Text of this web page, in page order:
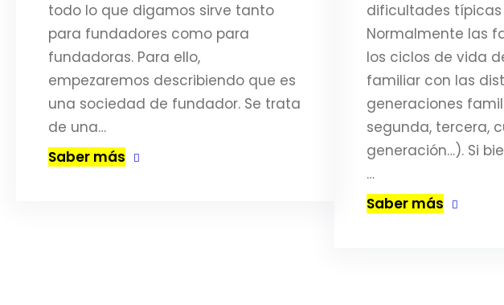
todo lo que digamos sirve tanto
para fundadores como para
fundadoras. Para ello,
empezaremos describiendo que es
una sociedad de fundador. Se trata
de una…
Saber más
dificultades
Normalmente las
los ciclos de vida
familiar con las
generaciones
segunda, tercera,
generación…). Si
…
Saber más